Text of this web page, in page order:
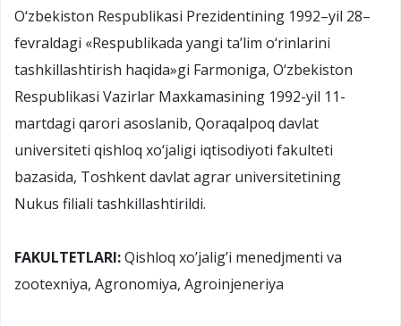
O‘zbekiston Respublikasi Prezidentining 1992–yil 28–
fevraldagi «Respublikada yangi ta’lim o‘rinlarini
tashkillashtirish haqida»gi Farmoniga, O‘zbekiston
Respublikasi Vazirlar Maxkamasining 1992-yil 11-
martdagi qarori asoslanib, Qoraqalpoq davlat
universiteti qishloq xo‘jaligi iqtisodiyoti fakulteti
bazasida, Toshkent davlat agrar universitetining
Nukus filiali tashkillashtirildi.
FAKULTETLARI:Qishloq xo’jalig’i menedjmenti va
zootexniya, Agronomiya, Agroinjeneriya